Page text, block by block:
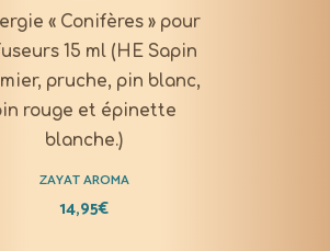
« Conifères » pour
15 ml (HE Sapin
pruche, pin blanc,
rouge et épinette
blanche.)
ZAYAT AROMA
14,95€